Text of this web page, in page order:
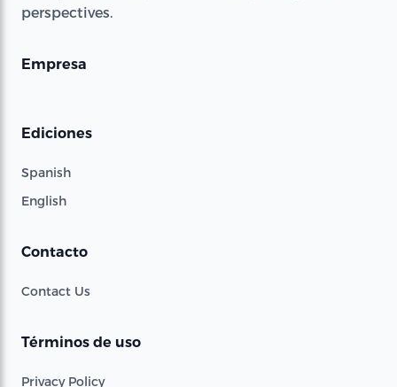
perspectives.
Empresa
Ediciones
Spanish
English
Contacto
Contact Us
Términos de uso
Privacy Policy